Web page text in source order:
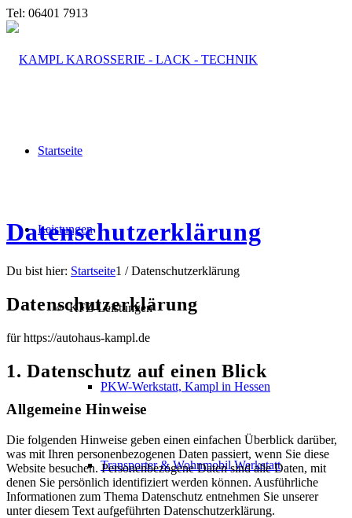
Tel: 06401 7913
Startseite
Leistungen
KFZ-Leistungen
PKW-Werkstatt, Kampl in Hessen
Transporter & Wohnmobil Werkstatt
Datenschutzerklärung
Du bist hier: Startseite1 / Datenschutzerklärung
Datenschutz­erklärung
für https://autohaus-kampl.de
1. Datenschutz auf einen Blick
Allgemeine Hinweise
Die folgenden Hinweise geben einen einfachen Überblick darüber,
was mit Ihren personenbezogenen Daten passiert, wenn Sie diese
Website besuchen. Personenbezogene Daten sind alle Daten, mit
denen Sie persönlich identifiziert werden können. Ausführliche
Informationen zum Thema Datenschutz entnehmen Sie unserer
unter diesem Text aufgeführten Datenschutzerklärung.